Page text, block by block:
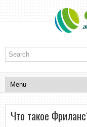
Что такое